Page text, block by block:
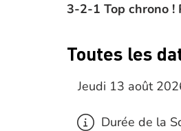
3-2-1 Top chrono !
Toutes les
Jeudi 13 août
Durée de la